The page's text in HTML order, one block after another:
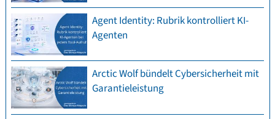
Agent Identity: Rubrik kontrolliert KI-
Agenten
Arctic Wolf bündelt Cybersicherheit mit
Garantieleistung